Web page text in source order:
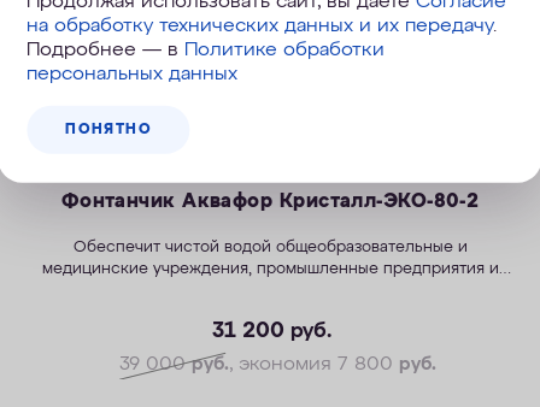
Фонтанчик Аквафор Кристалл-ЭКО-80-2
Обеспечит чистой водой общеобразовательные и
медицинские учреждения, промышленные предприятия и
31 200 руб.
39 000руб., экономия 7 800 руб.
на обработку технических данных и их передачу.
Подробнее — в
Политике обработки
персональных данных
ПОНЯТНО